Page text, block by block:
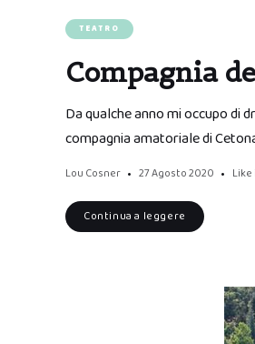
TEATRO
Compagnia
Da qualche anno mi occupo di
compagnia amatoriale di
Lou Cosner 27 Agosto 2020
Continua a leggere